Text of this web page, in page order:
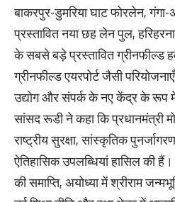
बाकरपुर-डुमरिया घाट फोरलेन, गंगा-
प्रस्तावित नया छह लेन पुल,
के सबसे बड़े प्रस्तावित ग्रीनफील्ड
ग्रीनफील्ड एयरपोर्ट जैसी
उद्योग और संपर्क के नए केंद्र के रूप
सांसद रूडी ने कहा कि प्रधानमंत्री
राष्ट्रीय सुरक्षा, सांस्कृतिक
ऐतिहासिक उपलब्धियां हासिल की
की समाप्ति, अयोध्या में श्रीराम